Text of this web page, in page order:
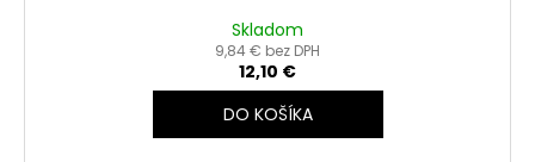
Skladom
9,84 € bez DPH
12,10 €
DO KOŠÍKA